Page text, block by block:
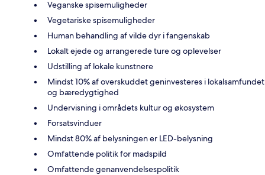
Veganske spisemuligheder
Vegetariske spisemuligheder
Human behandling af vilde dyr i fangenskab
Lokalt ejede og arrangerede ture og oplevelser
Udstilling af lokale kunstnere
Mindst 10% af overskuddet geninvesteres i lokalsamfundet
og bæredygtighed
Undervisning i områdets kultur og økosystem
Forsatsvinduer
Mindst 80% af belysningen er LED-belysning
Omfattende politik for madspild
Omfattende genanvendelsespolitik